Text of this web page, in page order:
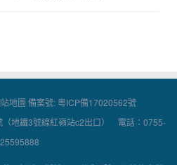
地圖 備案號:粵ICP備17020562號
（地鐵3號線紅嶺站c2出口） 電話：0755-
25595888